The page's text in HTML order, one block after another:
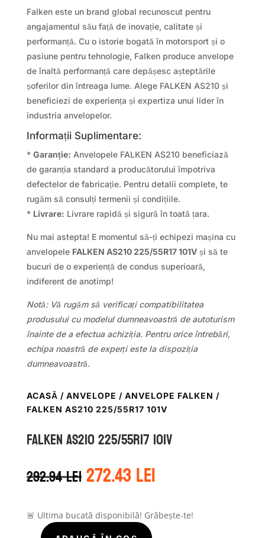
Falken este un brand global recunoscut pentru
angajamentul său față de inovație, calitate și
performanță. Cu o istorie bogată în motorsport și o
pasiune pentru tehnologie, Falken produce anvelope
de înaltă performanță care depășesc așteptările
șoferilor din întreaga lume. Alege FALKEN AS210 și
beneficiezi de experiența și expertiza unui lider în
industria anvelopelor.
Informații Suplimentare:
* Garanție: Anvelopele FALKEN AS210 beneficiază
de garanția standard a producătorului împotriva
defectelor de fabricație. Pentru detalii complete, te
rugăm să consulți termenii și condițiile.
* Livrare: Livrare rapidă și sigură în toată țara.
Nu mai astepta! E momentul să-ți echipezi mașina cu
anvelopele FALKEN AS210 225/55R17 101Vși să te
bucuri de o experiență de condus superioară,
indiferent de anotimp!
Notă: Vă rugăm să verificați compatibilitatea
produsului cu modelul dumneavoastră de autoturism
înainte de a efectua achiziția. Pentru orice întrebări,
echipa noastră de experți este la dispoziția
dumneavoastră.
ACASĂ / ANVELOPE / ANVELOPE FALKEN /
FALKEN AS210 225/55R17 101V
Falken AS210 225/55R17 101V
292.94leiPrețul
inițial
fost:
292.94 lei.
272.43leiPrețul
curent
272.43 lei.
🚨 Ultima bucată disponibilă! Grăbește-te!